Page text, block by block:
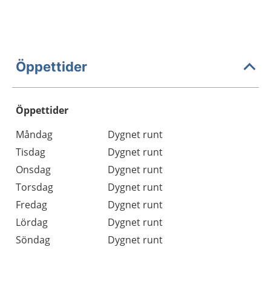
Öppettider
Öppettider
Dag
Öppettider
Kommentarer
Måndag
Dygnet runt
Tisdag
Dygnet runt
Onsdag
Dygnet runt
Torsdag
Dygnet runt
Fredag
Dygnet runt
Lördag
Dygnet runt
Söndag
Dygnet runt